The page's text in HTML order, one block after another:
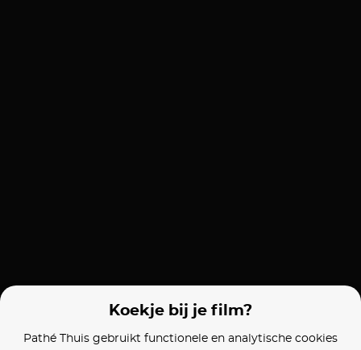
Koekje bij je film?
Pathé Thuis gebruikt functionele en analytische cookies